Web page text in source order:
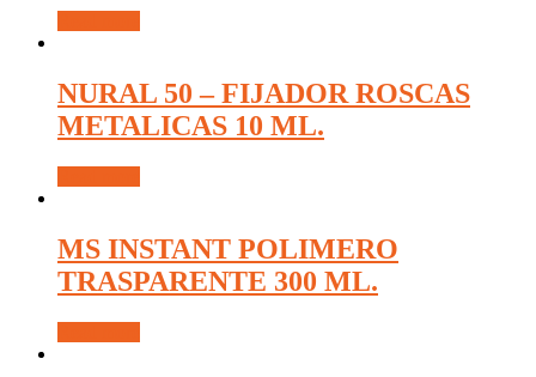
NURAL 50 – FIJADOR ROSCAS
METALICAS 10 ML.
MS INSTANT POLIMERO
TRASPARENTE 300 ML.